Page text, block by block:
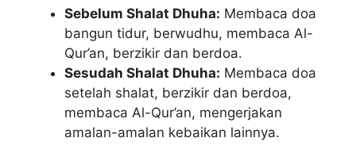
Sebelum Shalat Dhuha: Membaca doa
bangun tidur, berwudhu, membaca Al-
Qur’an, berzikir dan berdoa.
Sesudah Shalat Dhuha: Membaca doa
setelah shalat, berzikir dan berdoa,
membaca Al-Qur’an, mengerjakan
amalan-amalan kebaikan lainnya.